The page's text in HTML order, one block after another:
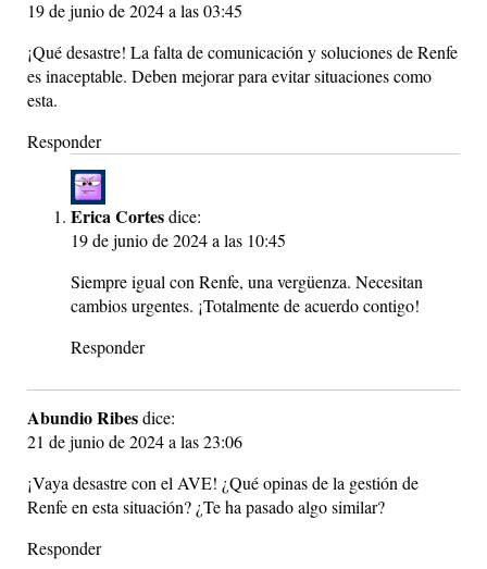
19 de junio de 2024 a las 03:45
¡Qué desastre! La falta de comunicación y soluciones de Renfe
es inaceptable. Deben mejorar para evitar situaciones como
esta.
Responder
Erica Cortesdice:
19 de junio de 2024 a las 10:45
Siempre igual con Renfe, una vergüenza. Necesitan
cambios urgentes. ¡Totalmente de acuerdo contigo!
Responder
Abundio Ribesdice:
21 de junio de 2024 a las 23:06
¡Vaya desastre con el AVE! ¿Qué opinas de la gestión de
Renfe en esta situación? ¿Te ha pasado algo similar?
Responder